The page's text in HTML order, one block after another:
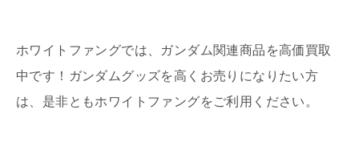
ホワイトファングでは、ガンダム関連商品を高価買取
中です！ガンダムグッズを高くお売りになりたい方
は、是非ともホワイトファングをご利用ください。